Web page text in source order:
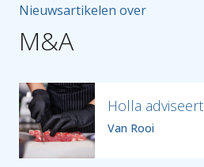
Nieuwsartikelen over
M&A
Holla adviseert
Van Rooi